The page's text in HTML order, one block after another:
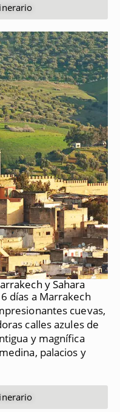
y Sahara
días a Marrakech
cuevas,
calles azules de
y magnífica
palacios y